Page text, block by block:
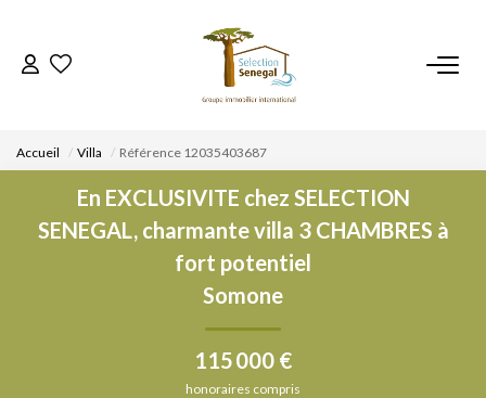
ACCUEIL
NOS BIENS
VENDRE UN BIEN
DÉPOSEZ VOTRE RECHERCHE
NOUS REJOINDRE
Accueil Villa Référence 12035403687
En EXCLUSIVITE chez SELECTION
SENEGAL, charmante villa 3 CHAMBRES à
fort potentiel
Somone
115 000 €
honoraires compris